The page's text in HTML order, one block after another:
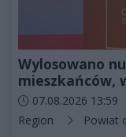
Wylosowano
mieszkańców,
Data dodania artykułu:
07.08.2026 13:59
Kategorie artykułu:
Region Powiat